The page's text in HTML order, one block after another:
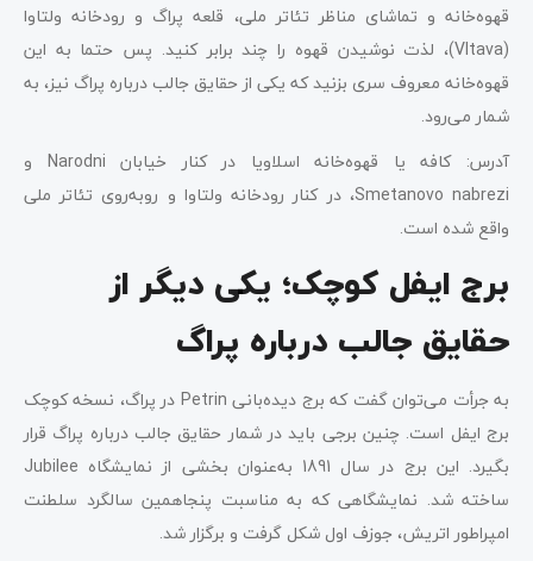
قهوه‌خانه و تماشای مناظر تئاتر ملی، قلعه پراگ و رودخانه ولتاوا
(Vltava)، لذت نوشیدن قهوه را چند برابر کنید. پس حتما به این
قهوه‌خانه معروف سری بزنید که یکی از حقایق جالب درباره پراگ نیز، به
شمار می‌رود.
آدرس: کافه یا قهوه‌خانه اسلاویا در کنار خیابان Narodni و
Smetanovo nabrezi، در کنار رودخانه ولتاوا و روبه‌روی تئاتر ملی
واقع شده است.
برج ایفل کوچک؛ یکی دیگر از
حقایق جالب درباره پراگ
به جرأت می‌توان گفت که برج دیده‌بانی Petrin در پراگ، نسخه کوچک
برج ایفل است. چنین برجی باید در شمار حقایق جالب درباره پراگ قرار
بگیرد. این برج در سال 1891 به‌عنوان بخشی از نمایشگاه Jubilee
ساخته شد. نمایشگاهی که به مناسبت پنجاهمین سالگرد سلطنت
امپراطور اتریش، جوزف اول شکل گرفت و برگزار شد.